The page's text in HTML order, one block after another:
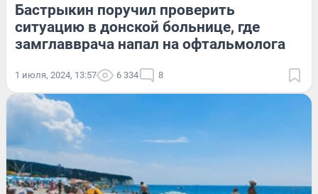
Бастрыкин поручил проверить
ситуацию в донской больнице, где
замглавврача напал на офтальмолога
1 июля, 2024, 13:57 6 334 8